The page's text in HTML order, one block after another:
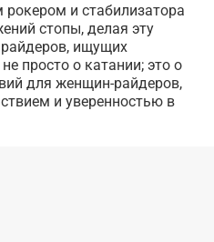
и стабилизатора
стопы, делая эту
ищущих
просто о катании; это о
для женщин-райдеров,
и уверенностью в